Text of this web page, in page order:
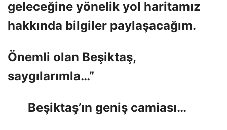
geleceğine yönelik yol haritamız
hakkında bilgiler paylaşacağım.
Önemli olan Beşiktaş,
saygılarımla…”
Beşiktaş’ın geniş camiası…